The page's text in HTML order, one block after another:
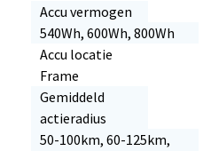
Accu vermogen
540Wh, 600Wh, 800Wh
Accu locatie
Frame
Gemiddeld
actieradius
50-100km, 60-125km,